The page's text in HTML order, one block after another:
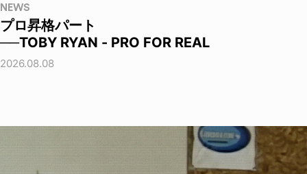
NEWS
プロ昇格パート
──TOBY RYAN - PRO FOR REAL
2026.08.08